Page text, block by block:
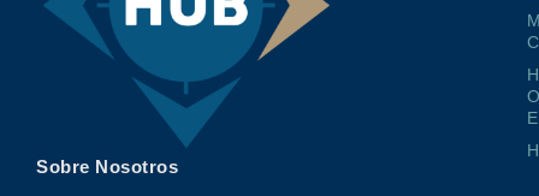
Sobre Nosotros